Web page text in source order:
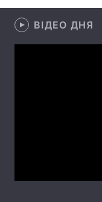
Лонгріди
ВІДЕО ДНЯ